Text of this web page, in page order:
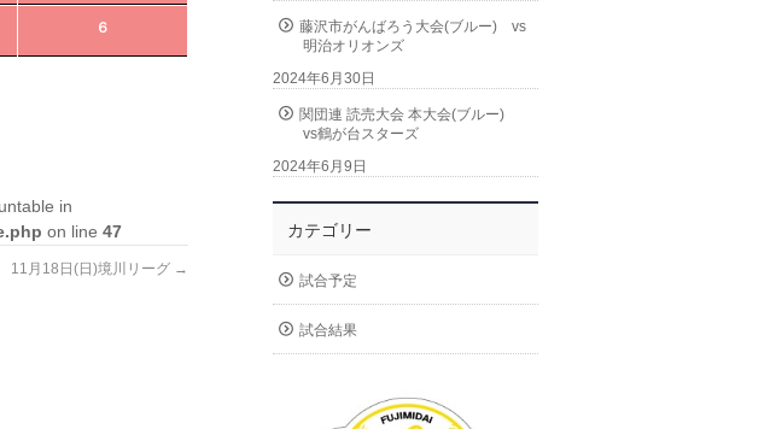
６
in
on line 47
11月18日(日)境川リーグ →
藤沢市がんばろう大会(ブルー) vs
明治オリオンズ
2024年6月30日
関団連 読売大会 本大会(ブルー)
vs鶴が台スターズ
2024年6月9日
カテゴリー
試合予定
試合結果